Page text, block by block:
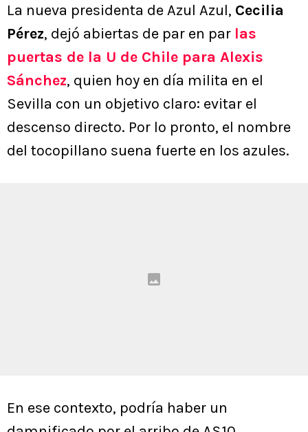
La nueva presidenta de Azul Azul, Cecilia
Pérez, dejó abiertas de par en par las
puertas de la U de Chile para Alexis
Sánchez, quien hoy en día milita en el
Sevilla con un objetivo claro: evitar el
descenso directo. Por lo pronto, el nombre
del tocopillano suena fuerte en los azules.
En ese contexto, podría haber un